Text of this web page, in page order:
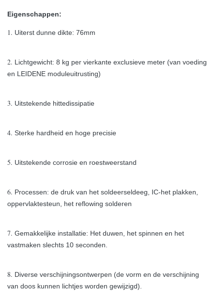
Eigenschappen:
1. Uiterst dunne dikte: 76mm
2. Lichtgewicht: 8 kg per vierkante exclusieve meter (van voeding
en LEIDENE moduleuitrusting)
3. Uitstekende hittedissipatie
4. Sterke hardheid en hoge precisie
5. Uitstekende corrosie en roestweerstand
6. Processen: de druk van het soldeerseldeeg, IC-het plakken,
oppervlaktesteun, het reflowing solderen
7. Gemakkelijke installatie: Het duwen, het spinnen en het
vastmaken slechts 10 seconden.
8. Diverse verschijningsontwerpen (de vorm en de verschijning
van doos kunnen lichtjes worden gewijzigd).